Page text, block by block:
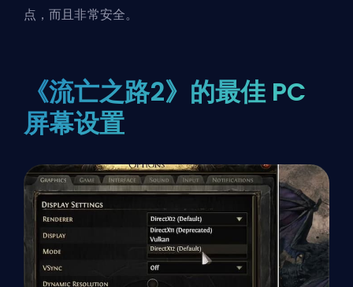
点，而且非常安全。
《流亡之路2》的最佳 PC
屏幕设置